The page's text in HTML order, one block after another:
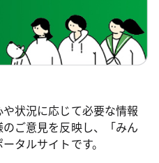
状況に応じて必要な情報
ご意見を反映し、「みん
タルサイトです。